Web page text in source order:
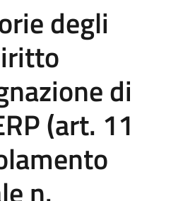
degli
di
(art. 11